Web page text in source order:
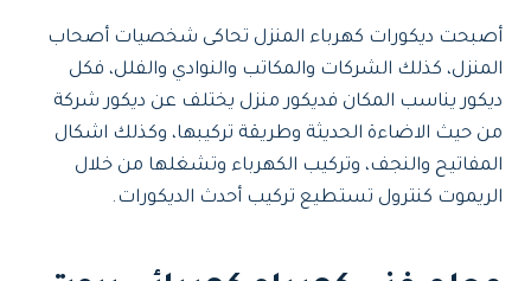
أصبحت ديكورات كهرباء المنزل تحاكى شخصيات أصحاب
المنزل، كذلك الشركات والمكاتب والنوادي والفلل، فكل
ديكور يناسب المكان فديكور منزل يختلف عن ديكور شركة
من حيث الاضاءة الحديثة وطريقة تركيبها، وكذلك اشكال
المفاتيح والنجف، وتركيب الكهرباء وتشغلها من خلال
الريموت كنترول تستطيع تركيب أحدث الديكورات.